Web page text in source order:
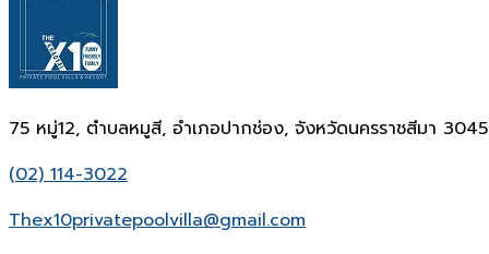
75 หมู่12, ตำบลหมูสี, อำเภอปากช่อง, จังหวัดนครราชสีมา
(02) 114-3022
Thex10privatepoolvilla@gmail.com